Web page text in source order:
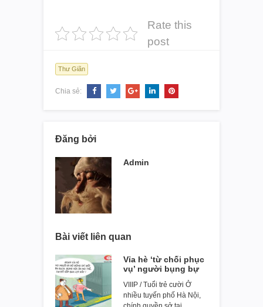
Rate this
post
Thư Giãn
Chia sẻ:
Đăng bởi
Admin
Bài viết liên quan
Vỉa hè ‘từ chối phục
vụ’ người bụng bự
VIIIP / Tuổi trẻ cười Ở
nhiều tuyến phố Hà Nội,